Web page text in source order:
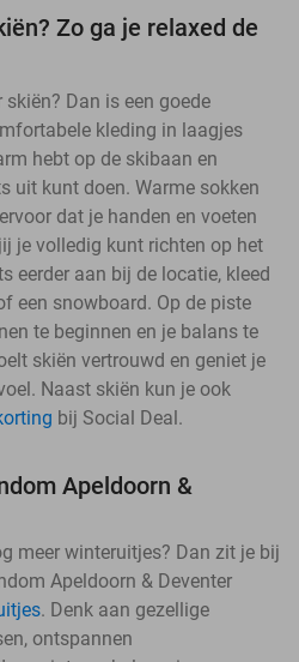
Zo ga je relaxed de
Dan is een goede
kleding in laagjes
hebt op de skibaan en
uit kunt doen. Warme sokken
dat je handen en voeten
je volledig kunt richten op het
eerder aan bij de locatie, kleed
een snowboard. Op de piste
te beginnen en je balans te
skiën vertrouwd en geniet je
Naast skiën kun je ook
bij Social Deal.
Apeldoorn &
meer winteruitjes? Dan zit je bij
Apeldoorn & Deventer
. Denk aan gezellige
ontspannen